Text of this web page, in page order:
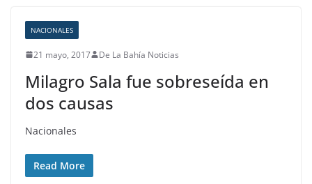
NACIONALES
21 mayo, 2017 De La Bahía Noticias
Milagro Sala fue sobreseída en
dos causas
Nacionales
Read More